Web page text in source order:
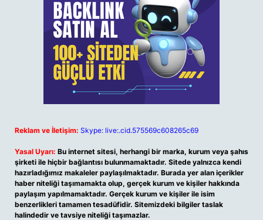
Reklam ve İletişim: Skype: live:.cid.575569c608265c69
Yasal Uyarı: Bu internet sitesi, herhangi bir marka, kurum veya şahıs
şirketi ile hiçbir bağlantısı bulunmamaktadır. Sitede yalnızca kendi
hazırladığımız makaleler paylaşılmaktadır. Burada yer alan içerikler
haber niteliği taşımamakta olup, gerçek kurum ve kişiler hakkında
paylaşım yapılmamaktadır. Gerçek kurum ve kişiler ile isim
benzerlikleri tamamen tesadüfidir. Sitemizdeki bilgiler taslak
halindedir ve tavsiye niteliği taşımazlar.